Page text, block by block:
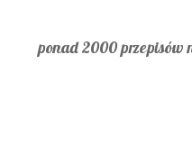
ponad 2000 przepisów